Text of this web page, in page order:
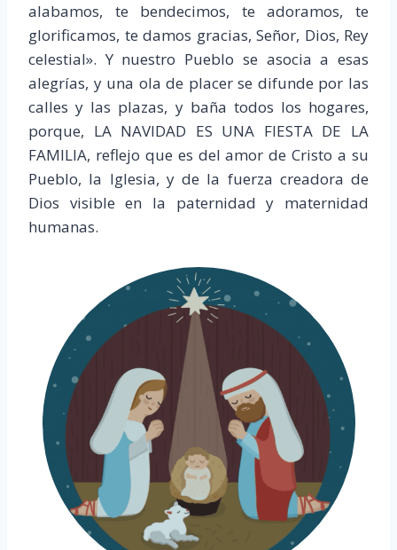
alabamos, te bendecimos, te adoramos, te
glorificamos, te damos gracias, Señor, Dios, Rey
celestial». Y nuestro Pueblo se asocia a esas
alegrías, y una ola de placer se difunde por las
calles y las plazas, y baña todos los hogares,
porque, LA NAVIDAD ES UNA FIESTA DE LA
FAMILIA, reflejo que es del amor de Cristo a su
Pueblo, la Iglesia, y de la fuerza creadora de
Dios visible en la paternidad y maternidad
humanas.